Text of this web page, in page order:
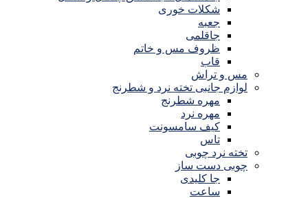
شکلات خوری
جعبه
جاقلمی
ظروف مس و خاتم
قاب
مس و تراش
لوازم جانبی تخته نرد و شطرنج
مهره شطرنج
مهره نرد
کیف سامسونت
تاس
تخته نرد چوبی
چوبی دست ساز
جا کلیدی
ساعت